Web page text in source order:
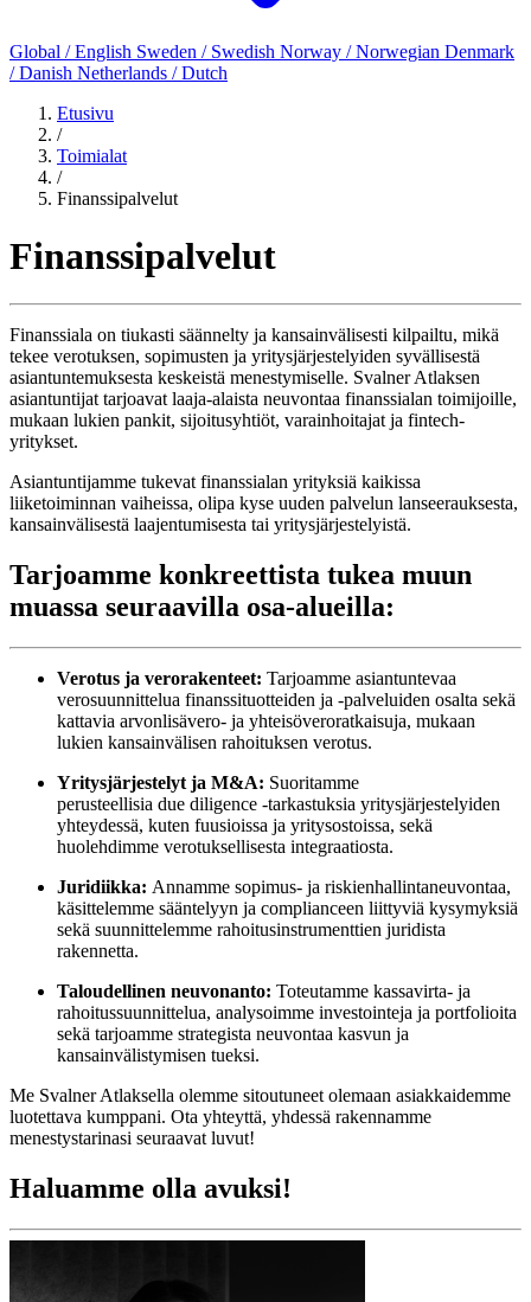
Global / English Sweden / Swedish Norway / Norwegian Denmark
/ Danish Netherlands / Dutch
Etusivu
/
Toimialat
/
Finanssipalvelut
Finanssipalvelut
Finanssiala on tiukasti säännelty ja kansainvälisesti kilpailtu, mikä
tekee verotuksen, sopimusten ja yritysjärjestelyiden syvällisestä
asiantuntemuksesta keskeistä menestymiselle. Svalner Atlaksen
asiantuntijat tarjoavat laaja-alaista neuvontaa finanssialan toimijoille,
mukaan lukien pankit, sijoitusyhtiöt, varainhoitajat ja fintech-
yritykset.
Asiantuntijamme tukevat finanssialan yrityksiä kaikissa
liiketoiminnan vaiheissa, olipa kyse uuden palvelun lanseerauksesta,
kansainvälisestä laajentumisesta tai yritysjärjestelyistä.
Tarjoamme konkreettista tukea muun
muassa seuraavilla osa-alueilla:
Verotus ja verorakenteet: Tarjoamme asiantuntevaa
verosuunnittelua finanssituotteiden ja -palveluiden osalta sekä
kattavia arvonlisävero- ja yhteisöveroratkaisuja, mukaan
lukien kansainvälisen rahoituksen verotus.
Yritysjärjestelyt ja M&A: Suoritamme
perusteellisia due diligence -tarkastuksia yritysjärjestelyiden
yhteydessä, kuten fuusioissa ja yritysostoissa, sekä
huolehdimme verotuksellisesta integraatiosta.
Juridiikka: Annamme sopimus- ja riskienhallintaneuvontaa,
käsittelemme sääntelyyn ja complianceen liittyviä kysymyksiä
sekä suunnittelemme rahoitusinstrumenttien juridista
rakennetta.
Taloudellinen neuvonanto: Toteutamme kassavirta- ja
rahoitussuunnittelua, analysoimme investointeja ja portfolioita
sekä tarjoamme strategista neuvontaa kasvun ja
kansainvälistymisen tueksi.
Me Svalner Atlaksella olemme sitoutuneet olemaan asiakkaidemme
luotettava kumppani. Ota yhteyttä, yhdessä rakennamme
menestystarinasi seuraavat luvut!
Haluamme olla avuksi!